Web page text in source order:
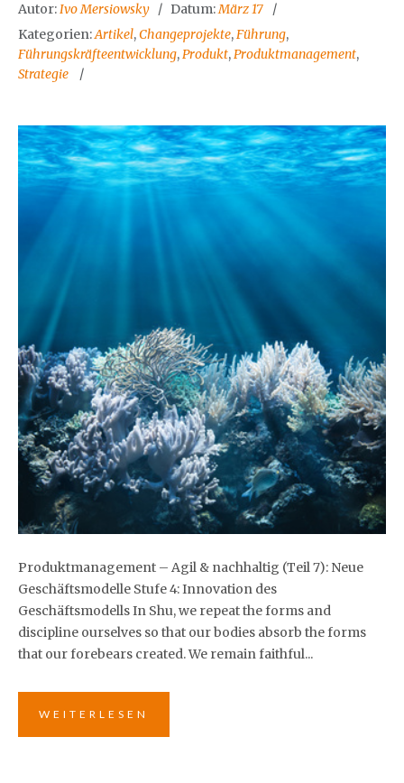
Autor:Ivo Mersiowsky Datum:März 17
Kategorien:Artikel,Changeprojekte,Führung,
Führungskräfteentwicklung,Produkt,Produktmanagement,
Strategie
Produktmanagement – Agil & nachhaltig (Teil 7): Neue
Geschäftsmodelle Stufe 4: Innovation des
Geschäftsmodells In Shu, we repeat the forms and
discipline ourselves so that our bodies absorb the forms
that our forebears created. We remain faithful...
WEITERLESEN